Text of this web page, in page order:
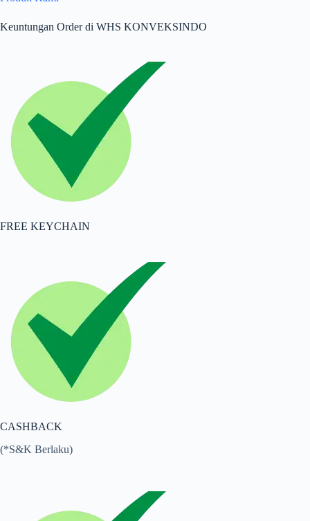
Keuntungan Order di WHS KONVEKSINDO
FREE KEYCHAIN
CASHBACK
(*S&K Berlaku)